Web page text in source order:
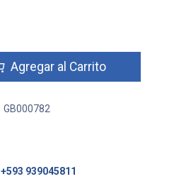
Agregar al Carrito
GB000782
+593 939045811